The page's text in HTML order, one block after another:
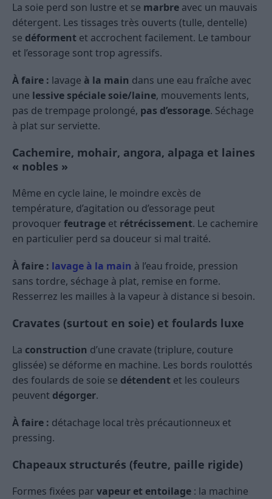
La soie perd son lustre et se marbre avec un mauvais
détergent. Les tissages très ouverts (tulle, dentelle)
se déforment et accrochent facilement. Le tambour
et l’essorage sont trop agressifs.
À faire : lavage à la main dans une eau fraîche avec
une lessive spéciale soie/laine, mouvements lents,
pas de trempage prolongé, pas d’essorage. Séchage
à plat sur serviette.
Cachemire, mohair, angora, alpaga et laines
« nobles »
Même en cycle laine, le moindre excès de
température, d’agitation ou d’essorage peut
provoquer feutrage et rétrécissement. Le cachemire
en particulier perd sa douceur si mal traité.
À faire : lavage à la main à l’eau froide, pression
sans tordre, séchage à plat, remise en forme.
Resserrez les mailles à la vapeur à distance si besoin.
Cravates (surtout en soie) et foulards luxe
La construction d’une cravate (triplure, couture
glissée) se déforme en machine. Les bords roulottés
des foulards de soie se détendent et les couleurs
peuvent dégorger.
À faire : détachage local très précautionneux et
pressing.
Chapeaux structurés (feutre, paille rigide)
Formes fixées par vapeur et entoilage : la machine